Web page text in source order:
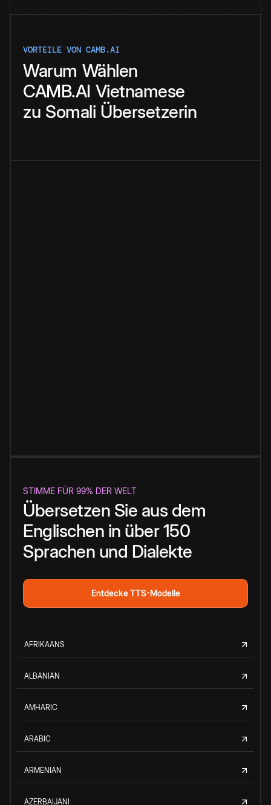
VORTEILE VON CAMB.AI
Warum Wählen
CAMB.AI Vietnamese
zu Somali Übersetzerin
STIMME FÜR 99% DER WELT
Übersetzen Sie aus dem
Englischen in über 150
Sprachen und Dialekte
Entdecke TTS-Modelle
AFRIKAANS
ALBANIAN
AMHARIC
ARABIC
ARMENIAN
AZERBAIJANI